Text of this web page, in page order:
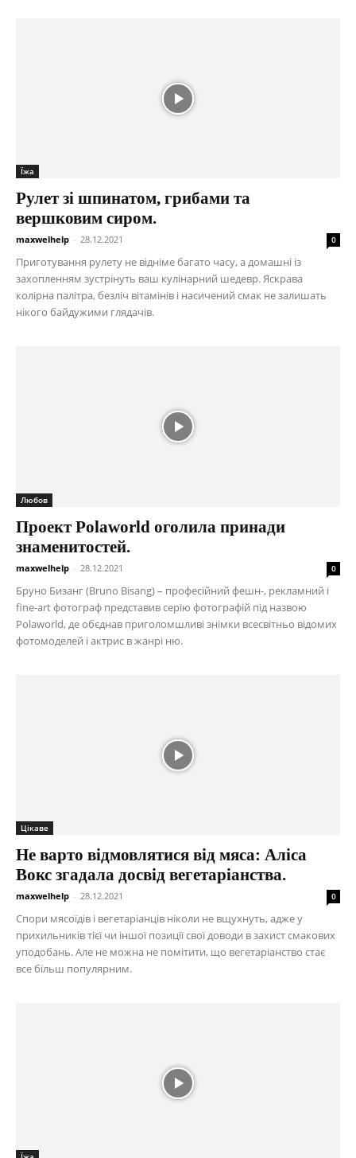
Їжа
Рулет зі шпинатом, грибами та
вершковим сиром.
maxwelhelp - 28.12.2021 0
Приготування рулету не відніме багато часу, а домашні із
захопленням зустрінуть ваш кулінарний шедевр. Яскрава
колірна палітра, безліч вітамінів і насичений смак не залишать
нікого байдужими глядачів.
Любов
Проект Polaworld оголила принади
знаменитостей.
maxwelhelp - 28.12.2021 0
Бруно Бизанг (Bruno Bisang) – професійний фешн-, рекламний і
fine-art фотограф представив серію фотографій під назвою
Polaworld, де обєднав приголомшливі знімки всесвітньо відомих
фотомоделей і актрис в жанрі ню.
Цікаве
Не варто відмовлятися від мяса: Аліса
Вокс згадала досвід вегетаріанства.
maxwelhelp - 28.12.2021 0
Спори мясоїдів і вегетаріанців ніколи не вщухнуть, адже у
прихильників тієї чи іншої позиції свої доводи в захист смакових
уподобань. Але не можна не помітити, що вегетаріанство стає
все більш популярним.